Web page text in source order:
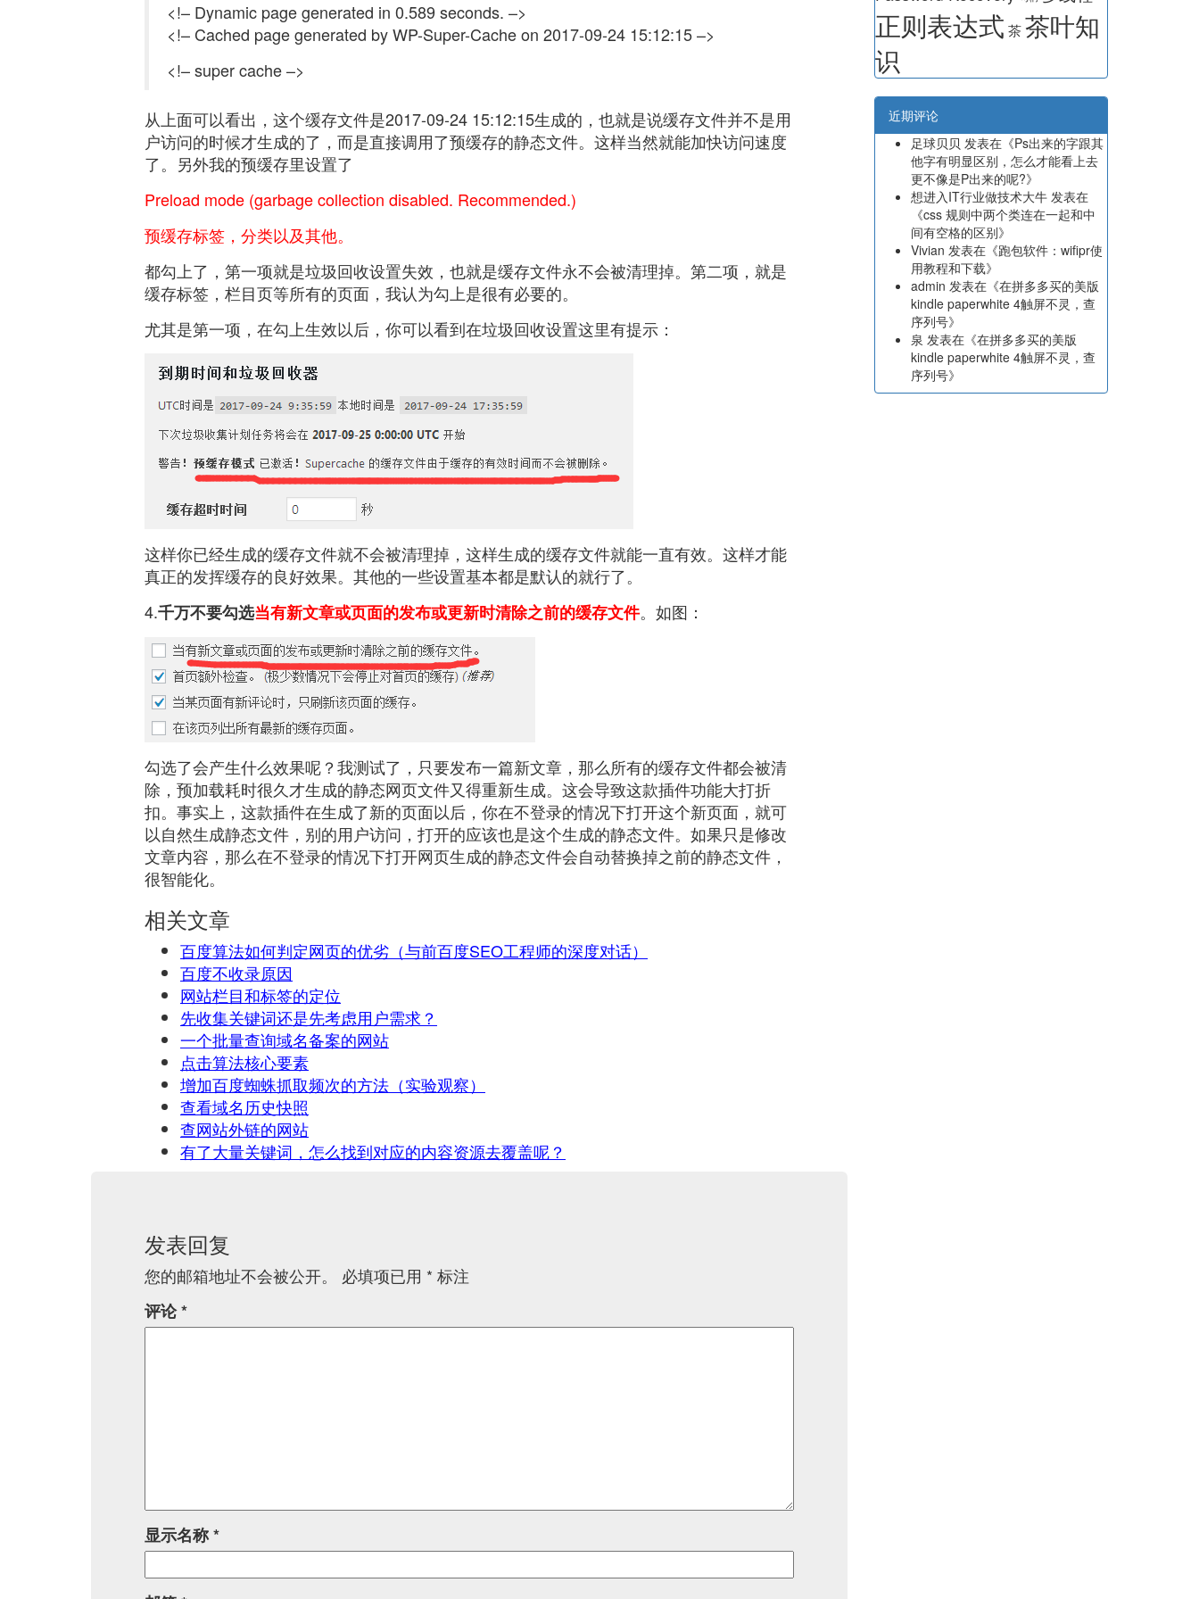
<!– Dynamic page generated in 0.589 seconds. –>
<!– Cached page generated by WP-Super-Cache on 2017-09-24 15:12:15 –>
<!– super cache –>
从上面可以看出，这个缓存文件是2017-09-24 15:12:15生成的，也就是说缓存文件并不是用
户访问的时候才生成的了，而是直接调用了预缓存的静态文件。这样当然就能加快访问速度
了。另外我的预缓存里设置了
Preload mode (garbage collection disabled. Recommended.)
预缓存标签，分类以及其他。
都勾上了，第一项就是垃圾回收设置失效，也就是缓存文件永不会被清理掉。第二项，就是
缓存标签，栏目页等所有的页面，我认为勾上是很有必要的。
尤其是第一项，在勾上生效以后，你可以看到在垃圾回收设置这里有提示：
这样你已经生成的缓存文件就不会被清理掉，这样生成的缓存文件就能一直有效。这样才能
真正的发挥缓存的良好效果。其他的一些设置基本都是默认的就行了。
4.千万不要勾选当有新文章或页面的发布或更新时清除之前的缓存文件。如图：
勾选了会产生什么效果呢？我测试了，只要发布一篇新文章，那么所有的缓存文件都会被清
除，预加载耗时很久才生成的静态网页文件又得重新生成。这会导致这款插件功能大打折
扣。事实上，这款插件在生成了新的页面以后，你在不登录的情况下打开这个新页面，就可
以自然生成静态文件，别的用户访问，打开的应该也是这个生成的静态文件。如果只是修改
文章内容，那么在不登录的情况下打开网页生成的静态文件会自动替换掉之前的静态文件，
很智能化。
相关文章
百度算法如何判定网页的优劣（与前百度SEO工程师的深度对话）
百度不收录原因
网站栏目和标签的定位
先收集关键词还是先考虑用户需求？
一个批量查询域名备案的网站
点击算法核心要素
增加百度蜘蛛抓取频次的方法（实验观察）
查看域名历史快照
查网站外链的网站
有了大量关键词，怎么找到对应的内容资源去覆盖呢？
发表回复
您的邮箱地址不会被公开。 必填项已用 * 标注
评论*
显示名称*
正则表达式 茶 茶叶知
识
近期评论
足球贝贝 发表在《Ps出来的字跟其
他字有明显区别，怎么才能看上去
更不像是P出来的呢?》
想进入IT行业做技术大牛发表在
《css 规则中两个类连在一起和中
间有空格的区别》
Vivian 发表在《跑包软件：wifipr使
用教程和下载》
admin 发表在《在拼多多买的美版
kindle paperwhite 4触屏不灵，查
序列号》
泉 发表在《在拼多多买的美版
kindle paperwhite 4触屏不灵，查
序列号》